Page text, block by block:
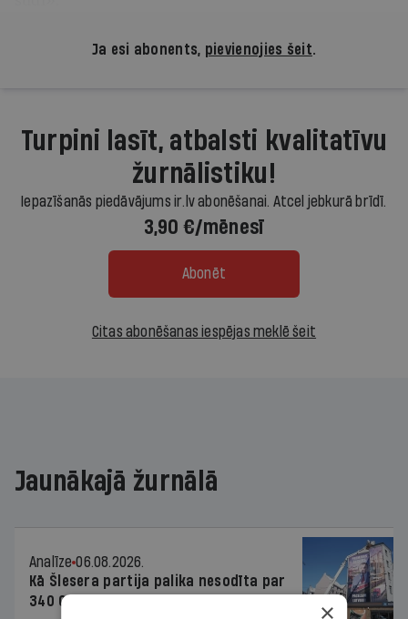
Ja esi abonents, pievienojies šeit.
Turpini lasīt, atbalsti kvalitatīvu
žurnālistiku!
Iepazīšanās piedāvājums ir.lv abonēšanai. Atcel jebkurā brīdī.
3,90 €/mēnesī
Abonēt
Citas abonēšanas iespējas meklē šeit
Jaunākajā žurnālā
Analīze 06.08.2026.
Kā Šlesera partija palika nesodīta par
340 000 vērtu reklāmas kampaņu
×